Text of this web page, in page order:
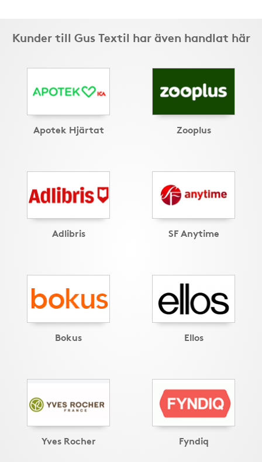
Kunder till Gus Textil har även handlat här
Apotek Hjärtat Zooplus
Adlibris SF Anytime
Bokus Ellos
Yves Rocher Fyndiq